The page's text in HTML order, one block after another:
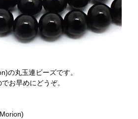
の丸玉連ビーズです。
お早めにどうぞ。